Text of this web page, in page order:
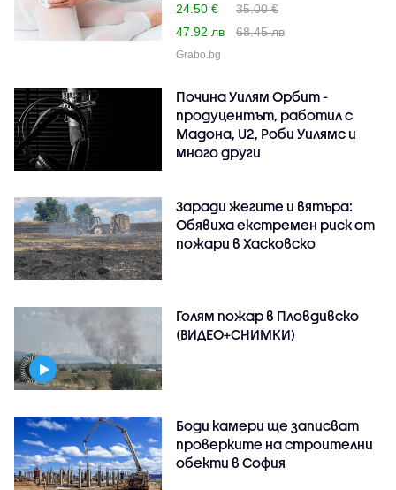
24.50 €
35.00 €
47.92 лв
68.45 лв
Grabo.bg
Почина Уилям Орбит -
продуцентът, работил с
Мадона, U2, Роби Уилямс и
много други
Заради жегите и вятъра:
Обявиха екстремен риск от
пожари в Хасковско
Голям пожар в Пловдивско
(ВИДЕО+СНИМКИ)
Боди камери ще записват
проверките на строителни
обекти в София